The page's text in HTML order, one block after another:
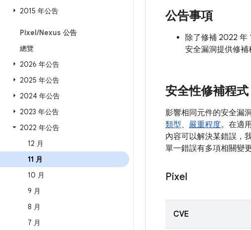
2015 年公告
Pixel/Nexus 公告
總覽
2026 年公告
2025 年公告
2024 年公告
2023 年公告
2022 年公告
12 月
11 月
10 月
9 月
8 月
7 月
公告事項
除了修補 2022 年
安全漏洞提供修補
安全性修補程式
影響相同元件的安全漏
類型、 嚴重程度。在適
內容可以解決某錯誤，
單一錯誤有多項相關變
Pixel
CVE